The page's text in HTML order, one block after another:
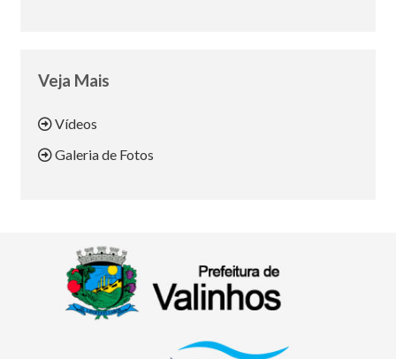
Veja Mais
Vídeos
Galeria de Fotos